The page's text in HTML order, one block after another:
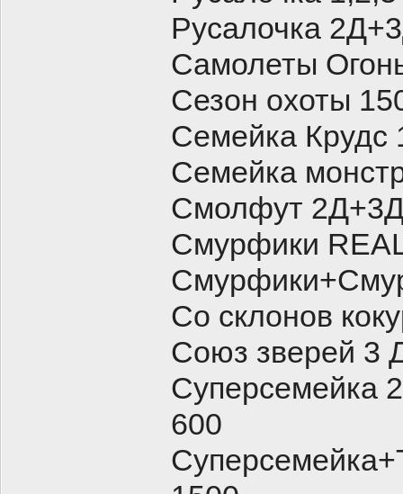
Русалочка
Самолеты
Сезон охоты
Семейка Крудс
Семейка
Смолфут
Смурфики
Со склонов
Союз зверей 3
Суперсемейка
600